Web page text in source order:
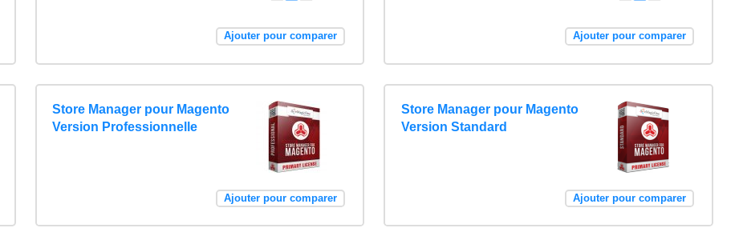
Ajouter pour comparer Ajouter pour comparer
Store Manager pour Magento
Version Professionnelle
Ajouter pour comparer
Store Manager pour Magento
Version Standard
Ajouter pour comparer